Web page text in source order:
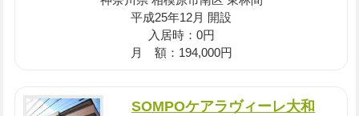
平成25年12月 開設
入居時：0円
月 額：194,000円
SOMPOケアラヴィーレ大和